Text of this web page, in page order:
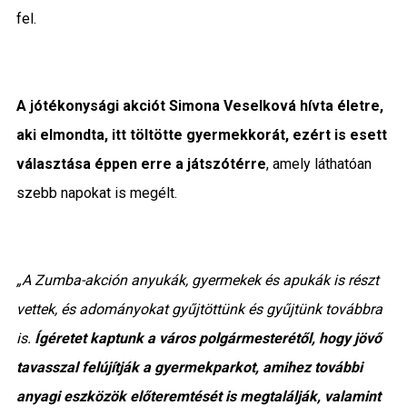
Kapcsolat
fel.
A jótékonysági akciót Simona Veselková hívta életre,
aki elmondta, itt töltötte gyermekkorát, ezért is esett
választása éppen erre a játszótérre, amely láthatóan
szebb napokat is megélt.
„A Zumba-akción anyukák, gyermekek és apukák is részt
vettek, és adományokat gyűjtöttünk és gyűjtünk továbbra
is. Ígéretet kaptunk a város polgármesterétől, hogy jövő
tavasszal felújítják a gyermekparkot, amihez további
anyagi eszközök előteremtését is megtalálják, valamint